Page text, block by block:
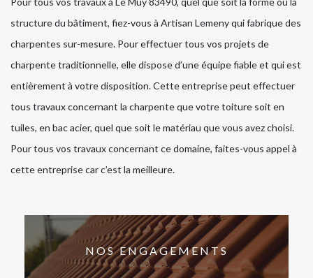
structure du bâtiment, fiez-vous à Artisan Lemeny qui fabrique des
charpentes sur-mesure. Pour effectuer tous vos projets de
charpente traditionnelle, elle dispose d’une équipe fiable et qui est
entièrement à votre disposition. Cette entreprise peut effectuer
tous travaux concernant la charpente que votre toiture soit en
tuiles, en bac acier, quel que soit le matériau que vous avez choisi.
Pour tous vos travaux concernant ce domaine, faites-vous appel à
cette entreprise car c’est la meilleure.
NOS ENGAGEMENTS